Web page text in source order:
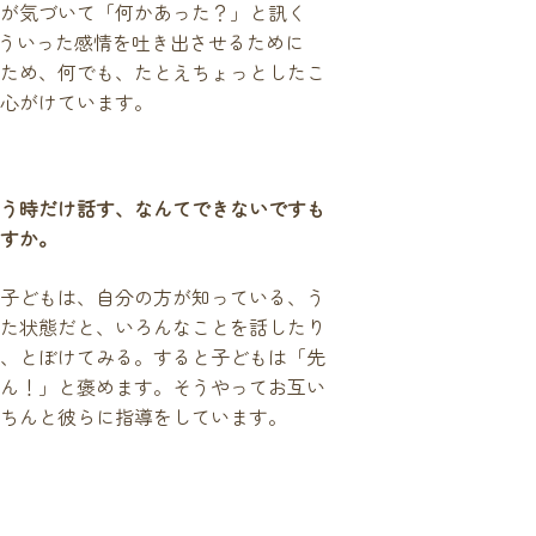
気づいて「何かあった？」と訊く
った感情を吐き出させるために
め、何でも、たとえちょっとしたこ
がけています。
時だけ話す、なんてできないですも
か。
どもは、自分の方が知っている、う
状態だと、いろんなことを話したり
とぼけてみる。すると子どもは「先
！」と褒めます。そうやってお互い
と彼らに指導をしています。